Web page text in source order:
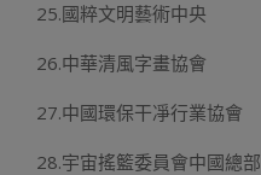
25.國粹文明藝術中央
26.中華清風字畫協會
27.中國環保干凈行業協會
28.宇宙搖籃委員會中國總部